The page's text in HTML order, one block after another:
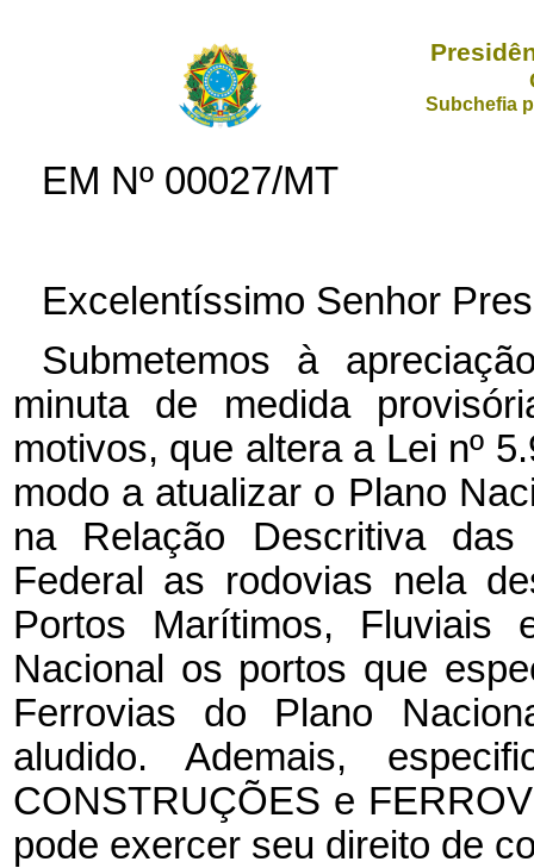
Subchefia
EM Nº 00027/MT
Excelentíssimo Senhor
Submetemos à
minuta de medida
motivos, que altera a Lei nº
modo a atualizar o Plano
na Relação Descritiva
Federal as rodovias nela
Portos Marítimos, Fluviais
Nacional os portos que
Ferrovias do Plano
aludido. Ademais,
CONSTRUÇÕES e
pode exercer seu direito de